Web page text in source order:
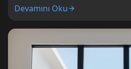
Devamını Oku